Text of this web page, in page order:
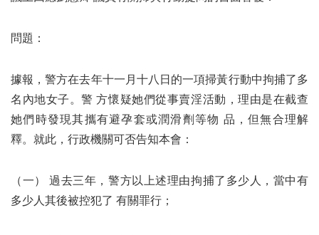
問題：
據報，警方在去年十一月十八日的一項掃黃行動中拘捕了多
名內地女子。警 方懷疑她們從事賣淫活動，理由是在截查
她們時發現其攜有避孕套或潤滑劑等物 品，但無合理解
釋。就此，行政機關可否告知本會：
（一） 過去三年，警方以上述理由拘捕了多少人，當中有
多少人其後被控犯了 有關罪行；